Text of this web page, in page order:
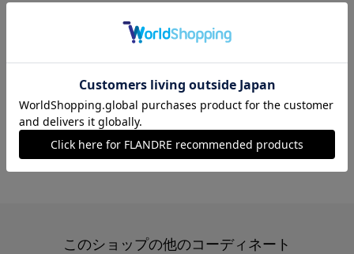
#イージーケア #大きいサイズ #カジュアル
#フェミニン #新作 #旅行 #おでかけ
#バッグ
このショップの他のコーディネート